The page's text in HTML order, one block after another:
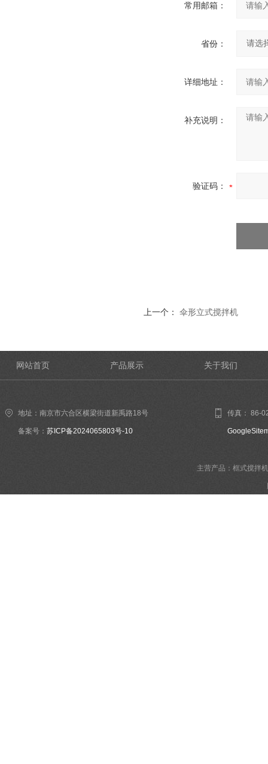
常用邮箱：
省份：
详细地址：
补充说明：
验证码：
上一个： 伞形立式搅拌机
网站首页 产品展示 关于我们
地址：南京市六合区横梁街道新禹路18号
备案号： 苏ICP备2024065803号-10
传真： 86-
主营产品：框式搅拌